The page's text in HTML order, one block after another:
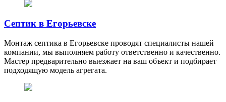
Септик в Егорьевске
Монтаж септика в Егорьевске проводят специалисты нашей
компании, мы выполняем работу ответственно и качественно.
Мастер предварительно выезжает на ваш объект и подбирает
подходящую модель агрегата.